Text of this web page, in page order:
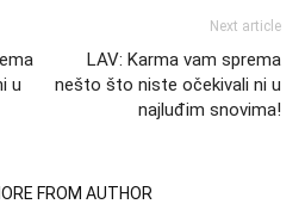
u
Next article
LAV: Karma vam sprema
nešto što niste očekivali ni u
najluđim snovima!
FROM AUTHOR